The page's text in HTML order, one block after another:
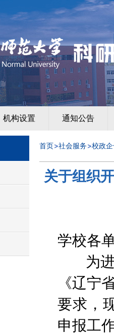
机构设置 通知公告
首页 社会服务 校政
关于组织
学校各
为进
《辽宁
要求，
申报工